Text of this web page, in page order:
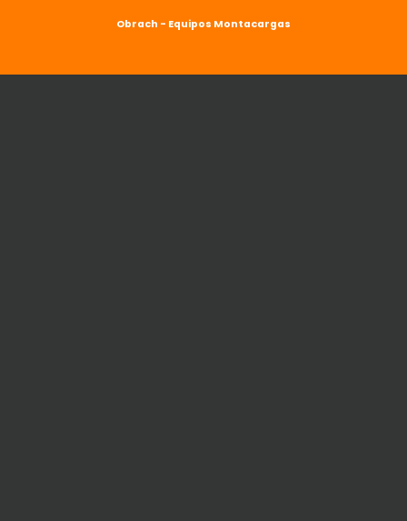
Obrach - Equipos Montacargas